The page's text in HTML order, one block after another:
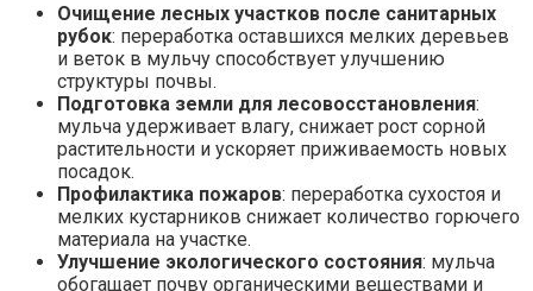
Очищение лесных участков после санитарных
рубок: переработка оставшихся мелких деревьев
и веток в мульчу способствует улучшению
структуры почвы.
Подготовка земли для лесовосстановления:
мульча удерживает влагу, снижает рост сорной
растительности и ускоряет приживаемость новых
посадок.
Профилактика пожаров: переработка сухостоя и
мелких кустарников снижает количество горючего
материала на участке.
Улучшение экологического состояния: мульча
обогащает почву органическими веществами и